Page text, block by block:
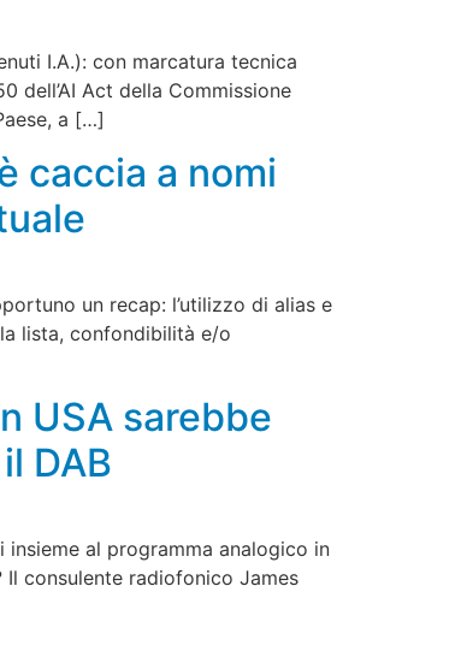
I.A.): con marcatura tecnica
dell’AI Act della Commissione
a […]
caccia a nomi
un recap: l’utilizzo di alias e
lista, confondibilità e/o
USA sarebbe
DAB
al programma analogico in
consulente radiofonico James